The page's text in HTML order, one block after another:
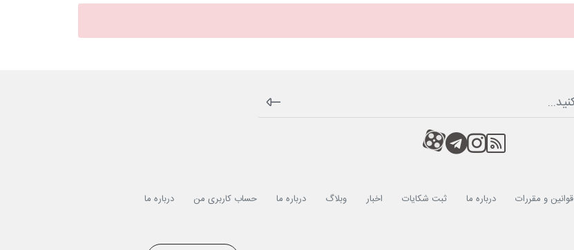
RSS
کانال آپارات
کانال تلگرام
کانال آپارات
قوانین و مقررات درباره ما ثبت شکایات اخبار وبلاگ درباره ما حساب کاربری من درباره ما